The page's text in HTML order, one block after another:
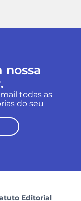
nossa
todas as
do seu
Editorial